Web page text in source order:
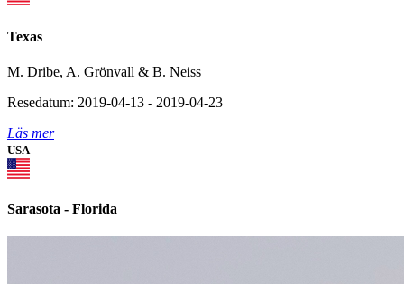
Texas
M. Dribe, A. Grönvall & B. Neiss
Resedatum: 2019-04-13 - 2019-04-23
Läs mer
USA
Sarasota - Florida